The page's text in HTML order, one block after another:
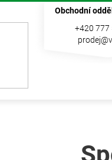
Obchodní
+420 777